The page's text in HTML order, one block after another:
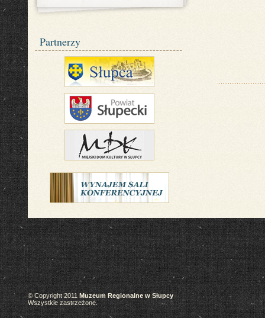
Partnerzy
© Copyright 2011Muzeum Regionalne w Słupcy
Wszystkie zastrzeżone.